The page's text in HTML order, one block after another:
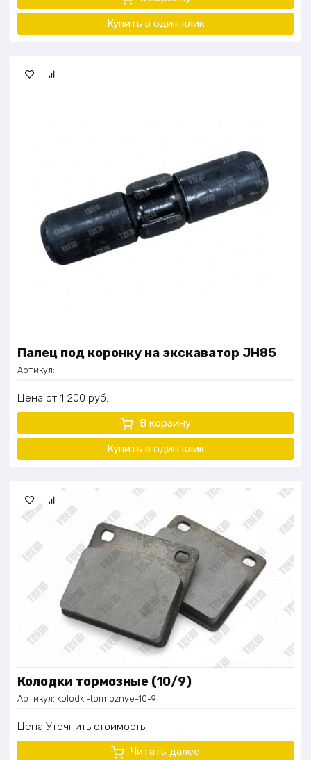
Купить в один клик
Палец под коронку на экскаватор JH85
Артикул:
Цена 1 200 руб.
В корзину
Купить в один клик
Колодки тормозные (10/9)
Артикул: kolodki-tormoznye-10-9
Цена Уточнить стоимость
Читать далее